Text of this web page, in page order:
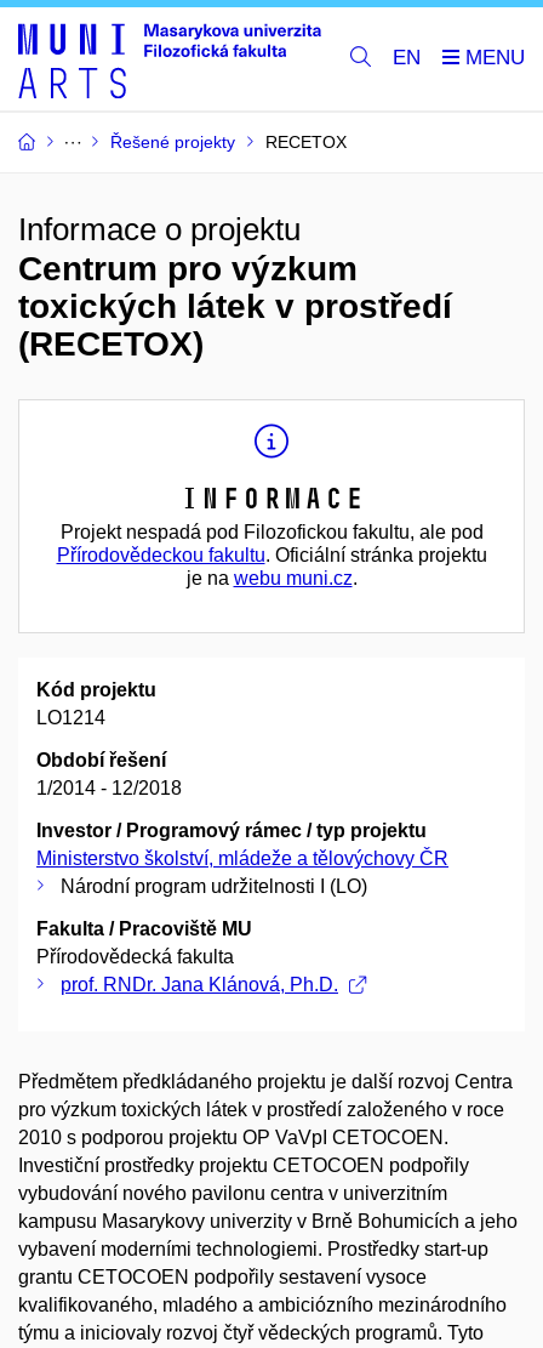
EN
Řešené projekty RECETOX
Informace o projektu
Centrum pro výzkum
toxických látek v prostředí
(RECETOX)
Informace
Projekt nespadá pod Filozofickou fakultu, ale pod
Přírodovědeckou fakultu. Oficiální stránka projektu
je na webu muni.cz.
Kód projektu
LO1214
Období řešení
1/2014 - 12/2018
Investor / Programový rámec / typ projektu
Ministerstvo školství, mládeže a tělovýchovy ČR
Národní program udržitelnosti I (LO)
Fakulta / Pracoviště MU
Přírodovědecká fakulta
prof. RNDr. Jana Klánová, Ph.D.
Předmětem předkládaného projektu je další rozvoj Centra
pro výzkum toxických látek v prostředí založeného v roce
2010 s podporou projektu OP VaVpI CETOCOEN.
Investiční prostředky projektu CETOCOEN podpořily
vybudování nového pavilonu centra v univerzitním
kampusu Masarykovy univerzity v Brně Bohumicích a jeho
vybavení moderními technologiemi. Prostředky start-up
grantu CETOCOEN podpořily sestavení vysoce
kvalifikovaného, mladého a ambiciózního mezinárodního
týmu a iniciovaly rozvoj čtyř vědeckých programů. Tyto